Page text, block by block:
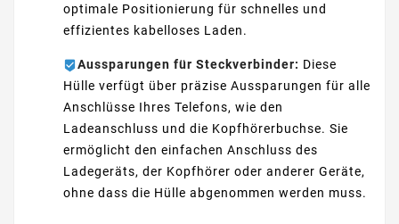
optimale Positionierung für schnelles und
effizientes kabelloses Laden.
Aussparungen für Steckverbinder: Diese
Hülle verfügt über präzise Aussparungen für alle
Anschlüsse Ihres Telefons, wie den
Ladeanschluss und die Kopfhörerbuchse. Sie
ermöglicht den einfachen Anschluss des
Ladegeräts, der Kopfhörer oder anderer Geräte,
ohne dass die Hülle abgenommen werden muss.